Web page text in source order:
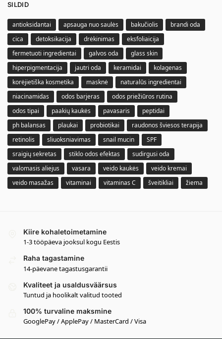
SILDID
antioksidantai apsauga nuo saulės bakučiolis
brandi oda
cica
detoksikacija drėkinimas
eksfoliaicija
fermetuoti ingredientai
galvos oda
glass skin
hiperpigmentacija
jautri oda keramidai
kolagenas
korėjietiška kosmetika
masknė
naturalūs ingredientai
niacinamidas
odos barjeras
odos priežiūros rutina
odos tipai
paakių kaukės pavasaris
peptidai
ph balansas
plaukai probiotikai
raudonos šviesos terapija
retinolis
sliuoksniavimas snail mucin
SPF
sraigių sekretas
stiklo odos efektas
sudirgusi oda
valomasis aliejus
vasara veido kaukės
veido kremai
veido masažas
vitaminai vitaminas C šveitikliai žiema
Kiire kohaletoimetamine
1-3 tööpäeva jooksul kogu Eestis
Raha tagastamine
14-päevane tagastusgarantii
Kvaliteet ja usaldusväärsus
Tuntud ja hoolikalt valitud tooted
100% turvaline maksmine
GooglePay / ApplePay / MasterCard / Visa